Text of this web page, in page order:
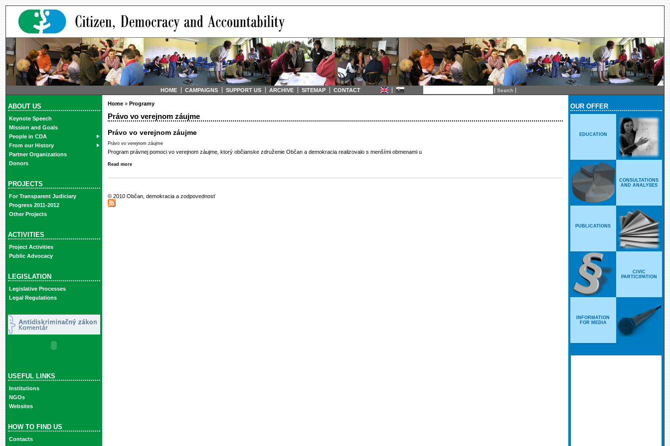
HOME CAMPAIGNS SUPPORT US ARCHIVE SITEMAP CONTACT
ABOUT US
Keynote Speech
Mission and Goals
People in CDA
From our History
Partner Organizations
Donors
PROJECTS
For Transparent Judiciary
Progress 2011-2012
Other Projects
ACTIVITIES
Project Activities
Public Advocacy
LEGISLATION
Legislative Processes
Legal Regulations
USEFUL LINKS
Institutions
NGOs
Websites
HOW TO FIND US
Contacts
Home» Programy
Právo vo verejnom záujme
Právo vo verejnom záujme
Právo vo verejnom záujme
Program právnej pomoci vo verejnom záujme, ktorý občianske združenie Občan a demokracia realizovalo s menšími obmenami u
Read more
© 2010 Občan, demokracia a zodpovednosť
OUR OFFER
EDUCATION
CONSULTATIONS
AND ANALYSES
PUBLICATIONS
CIVIC
PARTICIPATION
INFORMATION
FOR MEDIA